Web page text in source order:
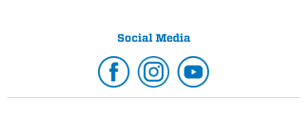
Social Media